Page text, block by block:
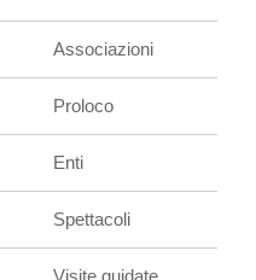
Associazioni
Proloco
Enti
Spettacoli
Visite guidate